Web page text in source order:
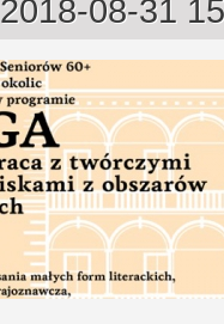
2018-08-31